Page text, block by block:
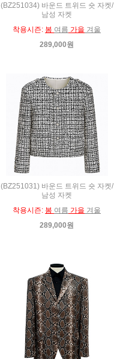
(BZ251034) 바운드 트위드 숏 자켓/
남성 자켓
착용시즌: 봄 여름 가을 겨울
289,000원
(BZ251031) 바운드 트위드 숏 자켓/
남성 자켓
착용시즌: 봄 여름 가을 겨울
289,000원